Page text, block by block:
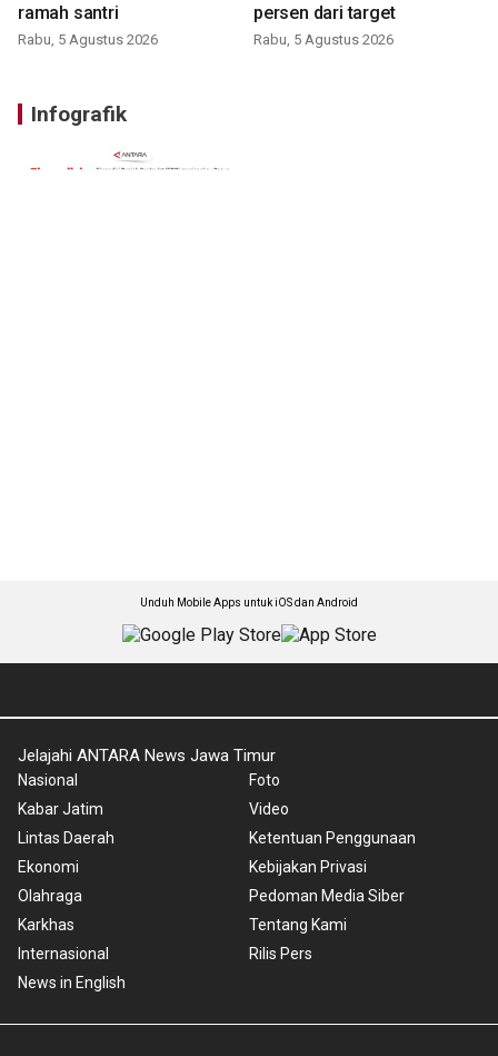
ramah santri
Rabu, 5 Agustus 2026
persen dari target
Rabu, 5 Agustus 2026
Infografik
Unduh Mobile Apps untuk iOS dan Android
Jelajahi ANTARA News Jawa Timur
Nasional
Kabar Jatim
Lintas Daerah
Ekonomi
Olahraga
Karkhas
Internasional
News in English
Foto
Video
Ketentuan Penggunaan
Kebijakan Privasi
Pedoman Media Siber
Tentang Kami
Rilis Pers